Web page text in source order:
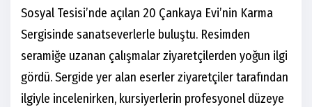
Sosyal Tesisi’nde açılan 20 Çankaya Evi’nin Karma
Sergisinde sanatseverlerle buluştu. Resimden
seramiğe uzanan çalışmalar ziyaretçilerden yoğun ilgi
gördü. Sergide yer alan eserler ziyaretçiler tarafından
ilgiyle incelenirken, kursiyerlerin profesyonel düzeye